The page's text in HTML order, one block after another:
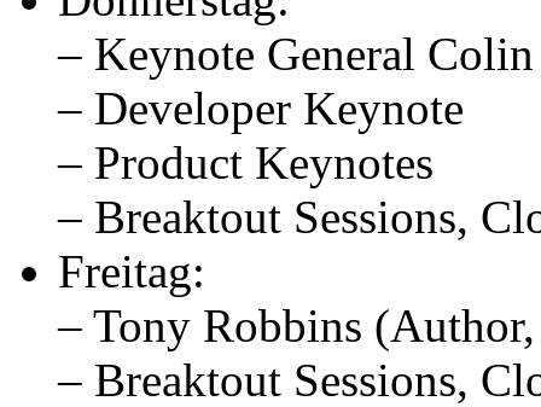
– Keynote General
– Developer Keynote
– Product Keynotes
– Breaktout Sessions,
Freitag:
– Tony Robbins
– Breaktout Sessions,